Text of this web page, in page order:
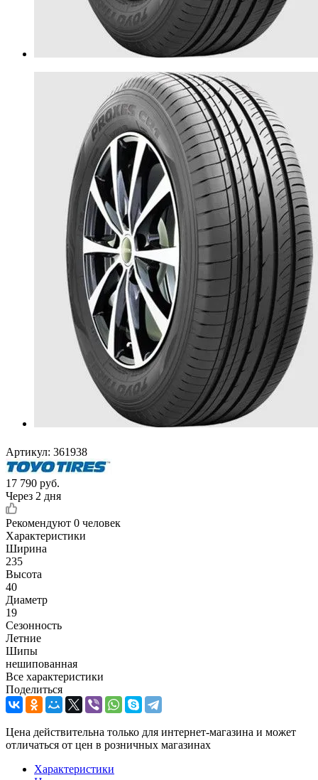
Артикул: 361938
17 790 руб.
Через 2 дня
Рекомендуют 0 человек
Характеристики
Ширина
235
Высота
40
Диаметр
19
Сезонность
Летние
Шипы
нешипованная
Все характеристики
Поделиться
Цена действительна только для интернет-магазина и может
отличаться от цен в розничных магазинах
Характеристики